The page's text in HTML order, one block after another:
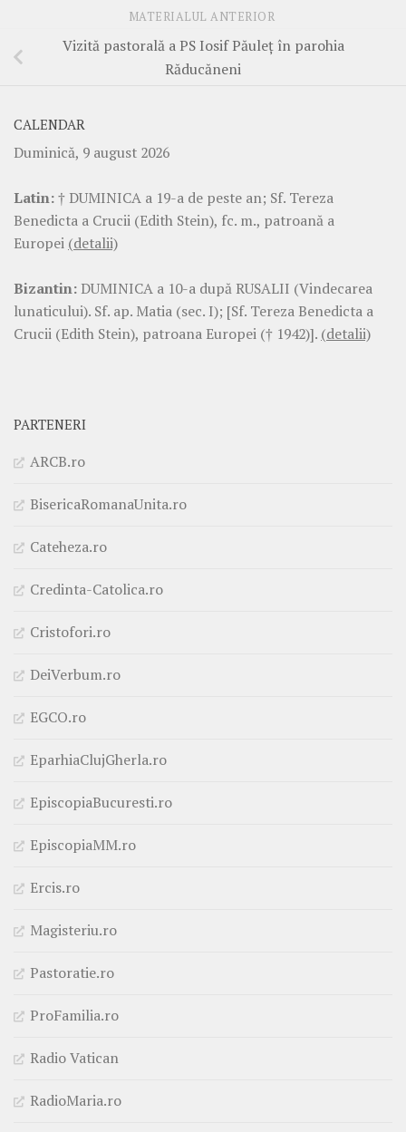
MATERIALUL ANTERIOR
Vizită pastorală a PS Iosif Păuleț în parohia
Răducăneni
CALENDAR
Duminică, 9 august 2026
Latin:† DUMINICA a 19-a de peste an; Sf. Tereza
Benedicta a Crucii (Edith Stein), fc. m., patroană a
Europei (detalii)
Bizantin: DUMINICA a 10-a după RUSALII (Vindecarea
lunaticului). Sf. ap. Matia (sec. I); [Sf. Tereza Benedicta a
Crucii (Edith Stein), patroana Europei († 1942)]. (detalii)
PARTENERI
ARCB.ro
BisericaRomanaUnita.ro
Cateheza.ro
Credinta-Catolica.ro
Cristofori.ro
DeiVerbum.ro
EGCO.ro
EparhiaClujGherla.ro
EpiscopiaBucuresti.ro
EpiscopiaMM.ro
Ercis.ro
Magisteriu.ro
Pastoratie.ro
ProFamilia.ro
Radio Vatican
RadioMaria.ro